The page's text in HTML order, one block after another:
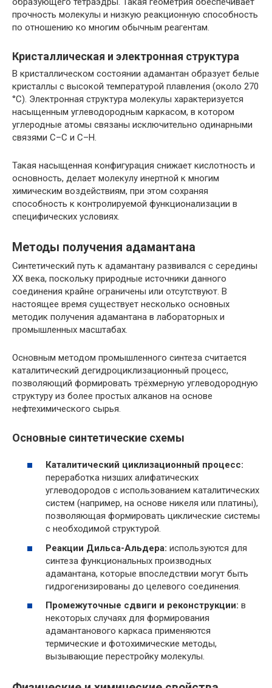
прочность молекулы и низкую реакционную способность
по отношению ко многим обычным реагентам.
Кристаллическая и электронная структура
В кристаллическом состоянии адамантан образует белые
кристаллы с высокой температурой плавления (около 270
°C). Электронная структура молекулы характеризуется
насыщенным углеводородным каркасом, в котором
углеродные атомы связаны исключительно одинарными
связями C–C и C–H.
Такая насыщенная конфигурация снижает кислотность и
основность, делает молекулу инертной к многим
химическим воздействиям, при этом сохраняя
способность к контролируемой функционализации в
специфических условиях.
Методы получения адамантана
Синтетический путь к адамантану развивался с середины
XX века, поскольку природные источники данного
соединения крайне ограничены или отсутствуют. В
настоящее время существует несколько основных
методик получения адамантана в лабораторных и
промышленных масштабах.
Основным методом промышленного синтеза считается
каталитический дегидроциклизационный процесс,
позволяющий формировать трёхмерную углеводородную
структуру из более простых алканов на основе
нефтехимического сырья.
Основные синтетические схемы
Каталитический циклизационный процесс:
переработка низших алифатических
углеводородов с использованием каталитических
систем (например, на основе никеля или платины),
позволяющая формировать циклические системы
с необходимой структурой.
Реакции Дильса-Альдера: используются для
синтеза функциональных производных
адамантана, которые впоследствии могут быть
гидрогенизированы до целевого соединения.
Промежуточные сдвиги и реконструкции: в
некоторых случаях для формирования
адамантанового каркаса применяются
термические и фотохимические методы,
вызывающие перестройку молекулы.